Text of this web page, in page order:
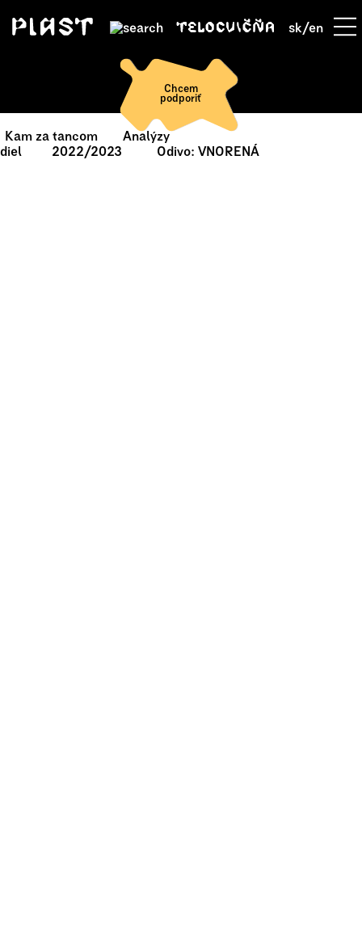
sk/en
Chcem
podporiť
Kam za tancom
Analýzy
diel
2022/2023 Odivo: VNORENÁ